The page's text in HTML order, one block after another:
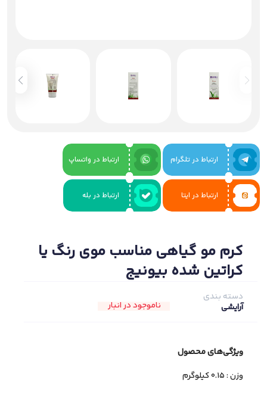
ارتباط در تلگرام ارتباط در واتساپ
ارتباط در ایتا ارتباط در بله
کرم مو گیاهی مناسب موی رنگ یا
کراتین شده بیونیج
ناموجود در انبار
دسته بندی
آرایشی
ویژگی‌های ﻣﺤﺼﻮل
وزن : 0.15 کیلوگرم